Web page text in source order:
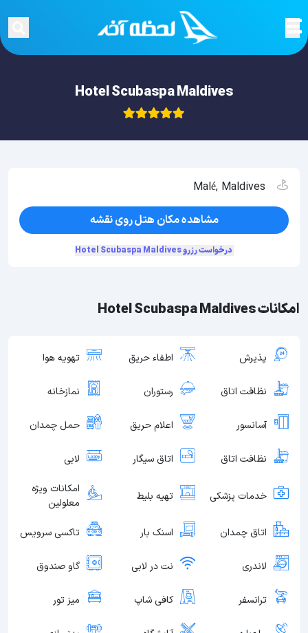
Hotel Scubaspa Maldives
امکانات Hotel Scubaspa Maldives
پذیرش اطفاء حریق تهویه هوا
نظافت اتاق رستوران نمازخانه
آسانسور اعلام حریق حمل چمدان
نظافت اتاق اتاق سیگار لابی
خدمات پزشکی تهیه بلیط
امکانات ویژه
معلولین
اتاق چمدان اسنک بار تاکسی سرویس
لاندری نت در لابی گاو صندوق
ترانسفر کافی شاپ میز تور
Malé, Maldives
مشاهده مکان هتل روی نقشه
درخواست رزرو Hotel Scubaspa Maldives